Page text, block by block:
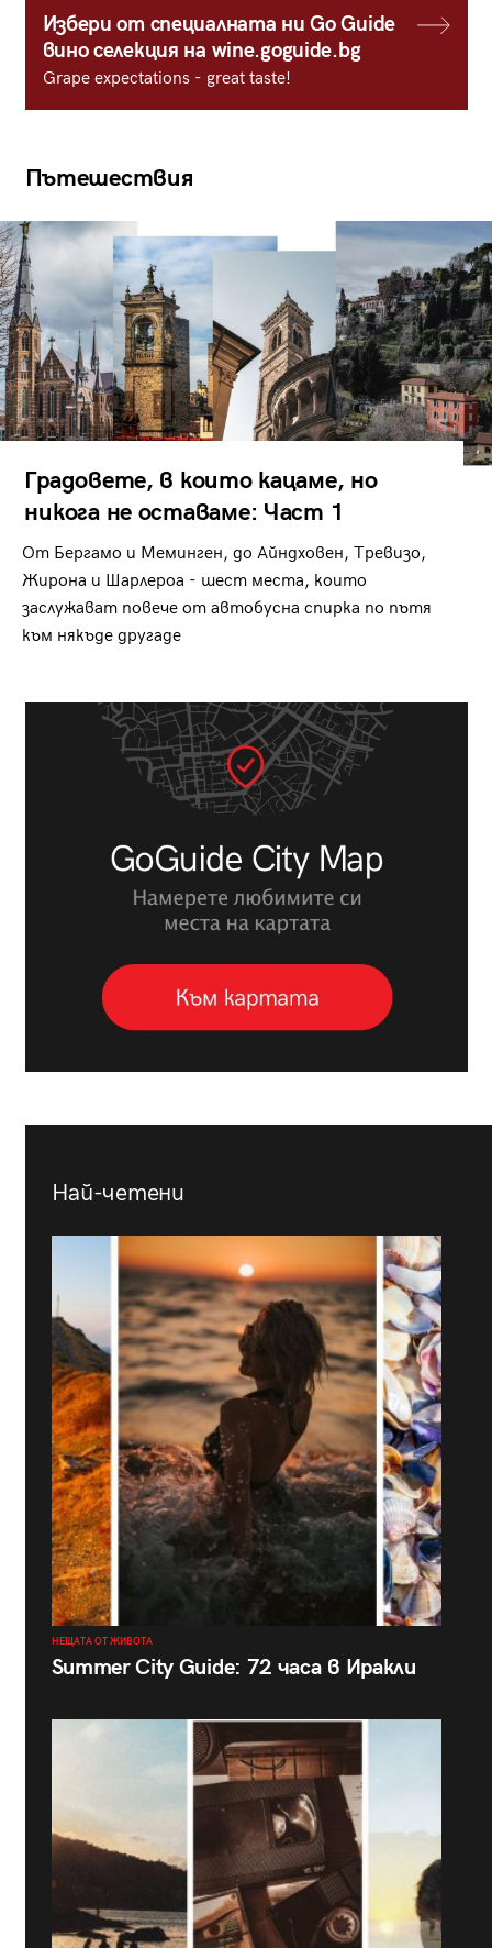
Избери от специалната ни Go Guide
вино селекция на wine.goguide.bg
Grape expectations - great taste!
Пътешествия
Градовете, в които кацаме, но
никога не оставаме: Част 1
От Бергамо и Меминген, до Айндховен, Тревизо,
Жирона и Шарлероа - шест места, които
заслужават повече от автобусна спирка по пътя
към някъде другаде
Най-четени
НЕЩАТА ОТ ЖИВОТА
Summer City Guide: 72 часа в Иракли